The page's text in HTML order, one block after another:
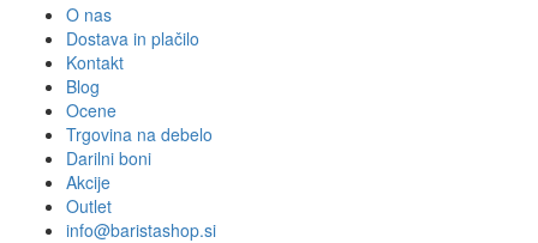
O nas
Dostava in plačilo
Kontakt
Blog
Ocene
Trgovina na debelo
Darilni boni
Akcije
Outlet
info@baristashop.si